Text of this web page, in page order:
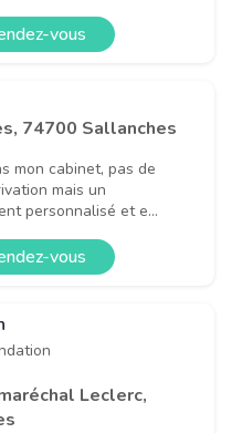
vous
74700 Sallanches
mon cabinet, pas de
mais un
personnalisé et e...
vous
Leclerc,